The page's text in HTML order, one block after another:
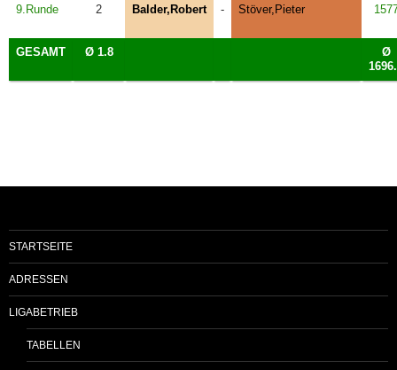
9.Runde 2 Balder,Robert - Stöver,Pieter
GESAMT Ø 1.8
Ø
STARTSEITE
ADRESSEN
LIGABETRIEB
TABELLEN